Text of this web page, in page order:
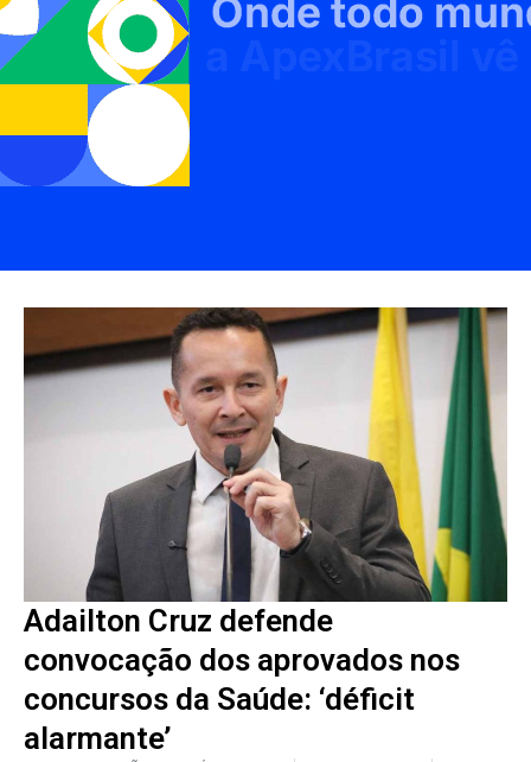
Adailton Cruz defende
convocação dos aprovados nos
concursos da Saúde: ‘déficit
alarmante’